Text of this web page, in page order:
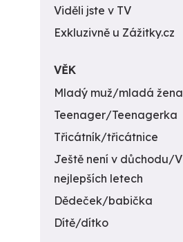
Viděli jste v TV
Exkluzivně u Zážitky.cz
VĚK
Mladý muž/mladá žena
Teenager/Teenagerka
Třicátník/třicátnice
Ještě není v důchodu/V
nejlepších letech
Dědeček/babička
Dítě/dítko